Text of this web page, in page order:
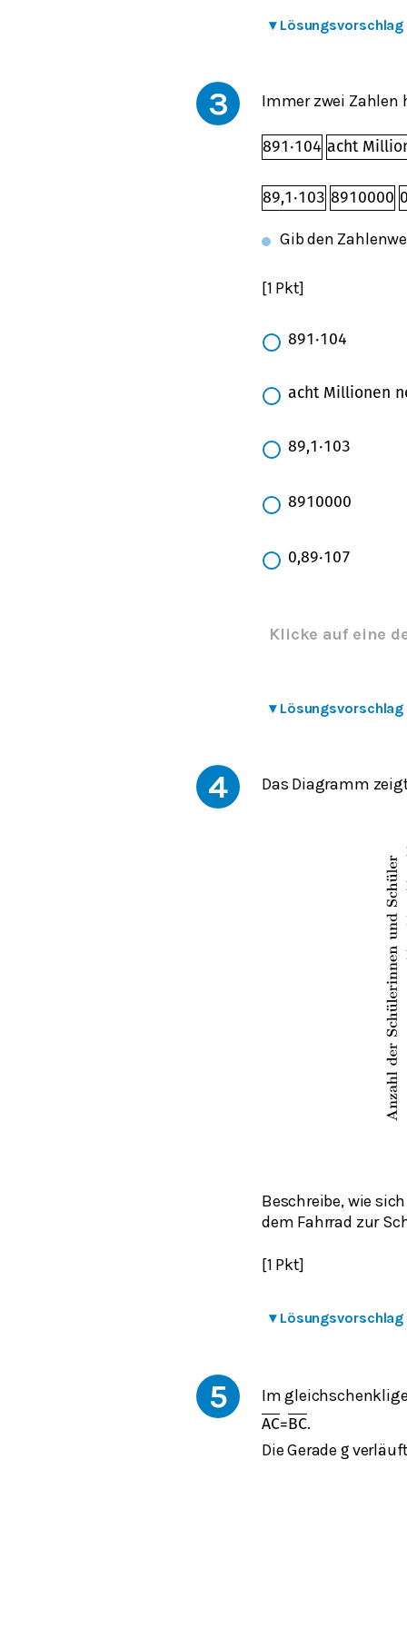
▾ Lösungsvorschlag
3 Immer zwei Zahlen
891 ⋅104 acht
89,1 ⋅103 8910000
Gib den
[1 Pkt]
891 ⋅104
acht Millionen
89,1 ⋅103
8910000
0,89⋅107
Klicke auf eine
▾ Lösungsvorschlag
4 Das Diagramm
Beschreibe, wie
dem Fahrrad zur
[1 Pkt]
▾ Lösungsvorschlag
5 Im
AC= BC.
Die Gerade g